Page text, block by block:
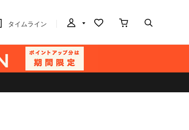
タイムライン